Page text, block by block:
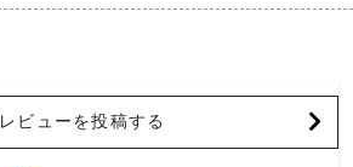
レビューを投稿する